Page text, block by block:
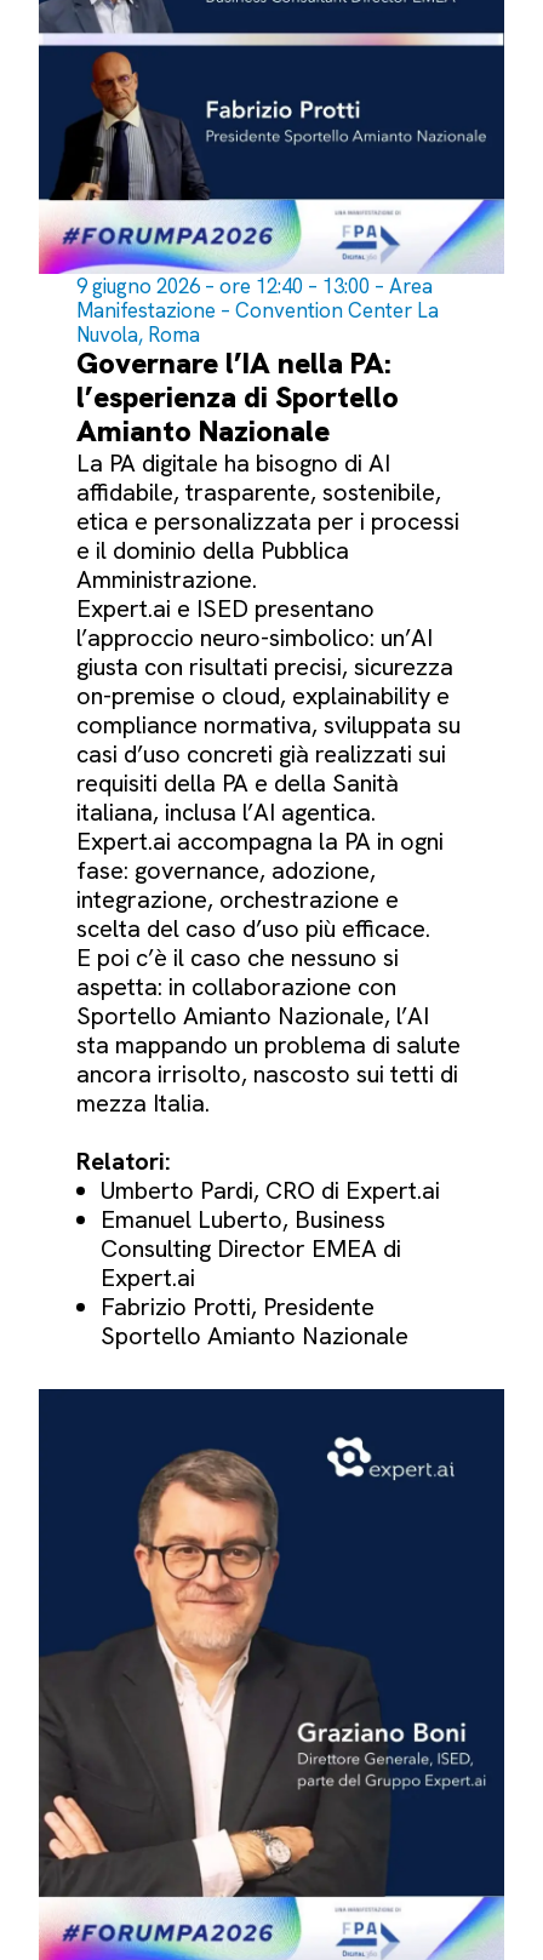
9 giugno 2026 – ore 12:40 – 13:00 – Area
Manifestazione – Convention Center La
Nuvola, Roma
Governare l’IA nella PA:
l’esperienza di Sportello
Amianto Nazionale
La PA digitale ha bisogno di AI
affidabile, trasparente, sostenibile,
etica e personalizzata per i processi
e il dominio della Pubblica
Amministrazione.
Expert.ai e ISED presentano
l’approccio neuro-simbolico: un’AI
giusta con risultati precisi, sicurezza
on-premise o cloud, explainability e
compliance normativa, sviluppata su
casi d’uso concreti già realizzati sui
requisiti della PA e della Sanità
italiana, inclusa l’AI agentica.
Expert.ai accompagna la PA in ogni
fase: governance, adozione,
integrazione, orchestrazione e
scelta del caso d’uso più efficace.
E poi c’è il caso che nessuno si
aspetta: in collaborazione con
Sportello Amianto Nazionale, l’AI
sta mappando un problema di salute
ancora irrisolto, nascosto sui tetti di
mezza Italia.
Relatori:
Umberto Pardi, CRO di Expert.ai
Emanuel Luberto, Business
Consulting Director EMEA di
Expert.ai
Fabrizio Protti, Presidente
Sportello Amianto Nazionale